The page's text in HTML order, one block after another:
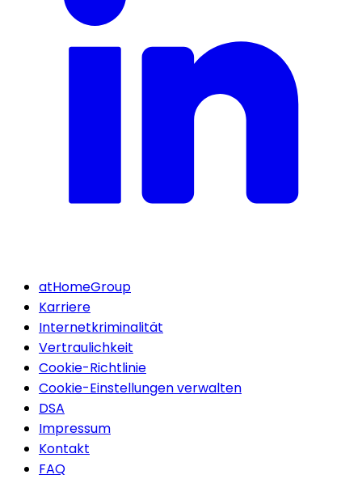
atHomeGroup
Karriere
Internetkriminalität
Vertraulichkeit
Cookie-Richtlinie
Cookie-Einstellungen verwalten
DSA
Impressum
Kontakt
FAQ